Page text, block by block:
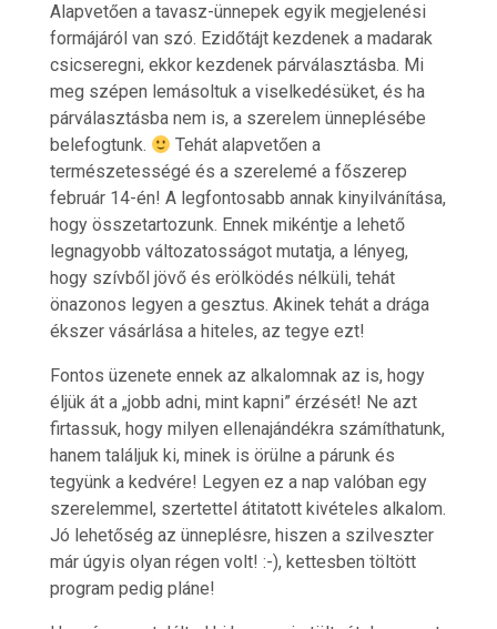
Alapvetően a tavasz-ünnepek egyik megjelenési
formájáról van szó. Ezidőtájt kezdenek a madarak
csicseregni, ekkor kezdenek párválasztásba. Mi
meg szépen lemásoltuk a viselkedésüket, és ha
párválasztásba nem is, a szerelem ünneplésébe
belefogtunk.
Tehát alapvetően a
természetességé és a szerelemé a főszerep
február 14-én! A legfontosabb annak kinyilvánítása,
hogy összetartozunk. Ennek mikéntje a lehető
legnagyobb változatosságot mutatja, a lényeg,
hogy szívből jövő és erölködés nélküli, tehát
önazonos legyen a gesztus. Akinek tehát a drága
ékszer vásárlása a hiteles, az tegye ezt!
Fontos üzenete ennek az alkalomnak az is, hogy
éljük át a „jobb adni, mint kapni” érzését! Ne azt
firtassuk, hogy milyen ellenajándékra számíthatunk,
hanem találjuk ki, minek is örülne a párunk és
tegyünk a kedvére! Legyen ez a nap valóban egy
szerelemmel, szertettel átitatott kivételes alkalom.
Jó lehetőség az ünneplésre, hiszen a szilveszter
már úgyis olyan régen volt! :-), kettesben töltött
program pedig pláne!